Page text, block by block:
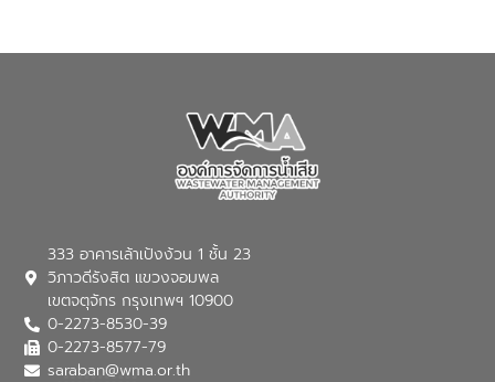
ในครั้งนี้เป็นการดึงจุดแข็งและความ
(อจน.) มาผสานกับประสบการณ์และ
เทคโนโลยีโครงข่ายน้ำครบวงจรในพื้นที่ EEC
ของอีสท์ วอเตอร์ เพื่อร่วมกันศึกษา
เทคโนโลยีการปรับปรุงคุณภาพน้ำ (Water
Reuse) และพัฒนารูปแบบการดำเนินงาน
ใช้น้ำที่พุ่งสูงขึ้นจากการขยายตัวของ
การองค์การจัดการน้ำเสีย กล่าวถึงภารกิจ
333 อาคารเล้าเป้งง้วน 1 ชั้น 23
วิภาวดีรังสิต แขวงจอมพล
เขตจตุจักร กรุงเทพฯ 10900
0-2273-8530-39
0-2273-8577-79
saraban@wma.or.th